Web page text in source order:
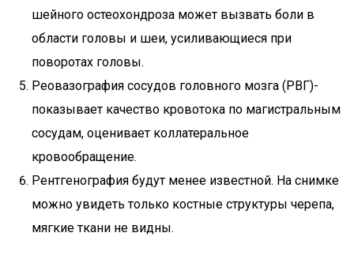
шейного остеохондроза может вызвать боли в
области головы и шеи, усиливающиеся при
поворотах головы.
Реовазография сосудов головного мозга (РВГ)-
показывает качество кровотока по магистральным
сосудам, оценивает коллатеральное
кровообращение.
Рентгенография будут менее известной. На снимке
можно увидеть только костные структуры черепа,
мягкие ткани не видны.